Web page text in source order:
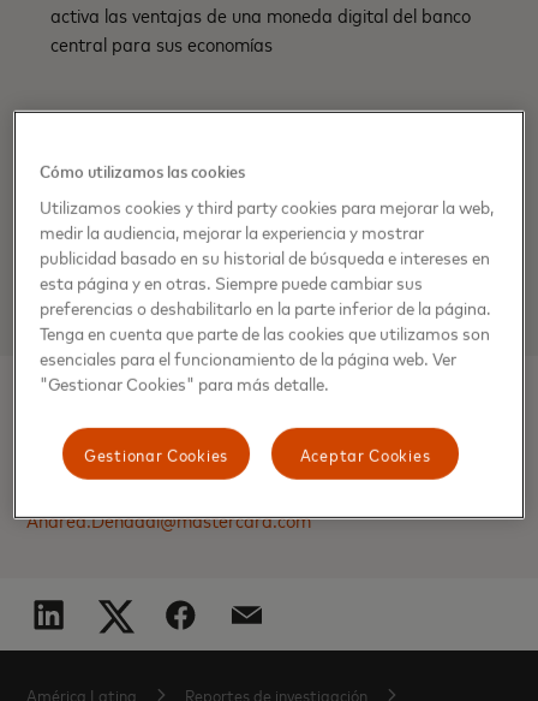
activa las ventajas de una moneda digital del banco
central para sus economías
19%
de los consumidores latinoamericanos adquirieron
criptomonedas
Andrea Denadai, Mastercard
Andrea.Denadai@mastercard.com
América Latina
Reportes de investigación
Cómo utilizamos las cookies
Utilizamos cookies y third party cookies para mejorar la web,
medir la audiencia, mejorar la experiencia y mostrar
publicidad basado en su historial de búsqueda e intereses en
esta página y en otras. Siempre puede cambiar sus
preferencias o deshabilitarlo en la parte inferior de la página.
Tenga en cuenta que parte de las cookies que utilizamos son
esenciales para el funcionamiento de la página web. Ver
"Gestionar Cookies" para más detalle.
Aceptar Cookies
Gestionar Cookies